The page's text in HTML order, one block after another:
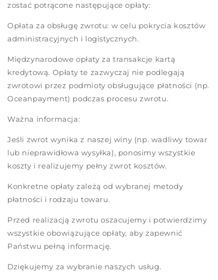
zostać potrącone następujące opłaty:
Opłata za obsługę zwrotu: w celu pokrycia kosztów
administracyjnych i logistycznych.
Międzynarodowe opłaty za transakcje kartą
kredytową. Opłaty te zazwyczaj nie podlegają
zwrotowi przez podmioty obsługujące płatności (np.
Oceanpayment) podczas procesu zwrotu.
Ważna informacja:
Jeśli zwrot wynika z naszej winy (np. wadliwy towar
lub nieprawidłowa wysyłka), ponosimy wszystkie
koszty i realizujemy pełny zwrot kosztów.
Konkretne opłaty zależą od wybranej metody
płatności i rodzaju towaru.
Przed realizacją zwrotu oszacujemy i potwierdzimy
wszystkie obowiązujące opłaty, aby zapewnić
Państwu pełną informację.
Dziękujemy za wybranie naszych usług.